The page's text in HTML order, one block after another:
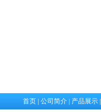
首页 | 公司简介 | 产品展示